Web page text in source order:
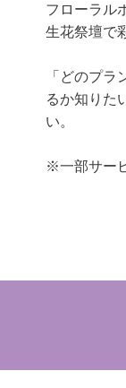
フローラル
生花祭壇で
「どのプ
るか知りた
い。
※一部サー